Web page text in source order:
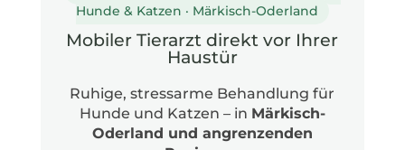
Hunde & Katzen · Märkisch-Oderland
Mobiler Tierarzt direkt vor Ihrer
Haustür
Ruhige, stressarme Behandlung für
Hunde und Katzen – in Märkisch-
Oderland und angrenzenden